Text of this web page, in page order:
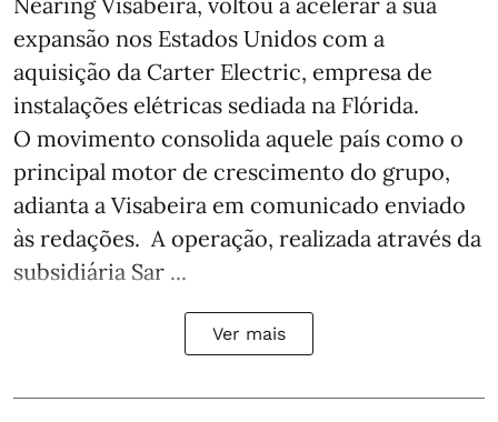
expansão nos Estados Unidos com a
aquisição da Carter Electric, empresa de
instalações elétricas sediada na Flórida.
O movimento consolida aquele país como o
principal motor de crescimento do grupo,
adianta a Visabeira em comunicado enviado
às redações. A operação, realizada através da
subsidiária Sar ...
Ver mais